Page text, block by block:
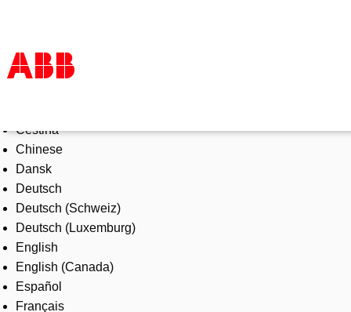
Products & Solutions
Industries
Services
About us
Where to buy
Contact us
Careers
Čeština
Chinese
Dansk
Deutsch
Deutsch (Schweiz)
Deutsch (Luxemburg)
English
English (Canada)
Español
Français